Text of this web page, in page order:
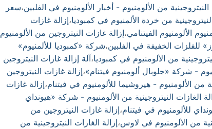
النيتروجينية من الألومنيوم - أخبار الألومنيوم في الفلبين،سعر
من خردة الألمنيوم في كمبوديا،إزالة غازات
الألومنيوم الفيتنامي،إزالة غازات النيتروجين من الألومنيوم
للفلزات الخفيفة في الفلبين،شركة «كمبوديا للألمنيوم»
من الألومنيوم في كمبوديا،آلة إزالة غازات النيتروجين
- شركة «جلوبال ألومنيوم فيتنام»،إزالة غازات النيتروجين
من الألومنيوم - هيروشيما للألومنيوم في فيتنام،إزالة غازات
الغازات النيتروجينية من الألومنيوم - شركة «هيونداي
للألومنيوم في فيتنام،إزالة غازات النيتروجين من
من الألومنيوم في لاوس،إزالة الغازات النيتروجينية من